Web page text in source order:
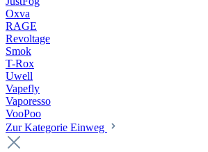
Oxva
RAGE
Revoltage
Smok
T-Rox
Uwell
Vapefly
Vaporesso
VooPoo
Zur Kategorie Einweg